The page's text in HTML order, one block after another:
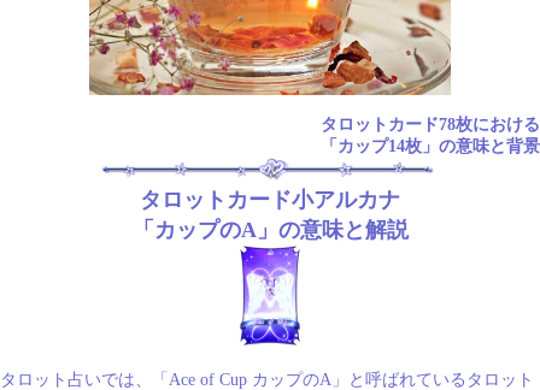
タロットカード78枚における
「カップ14枚」の意味と背景
タロットカード小アルカナ
「カップのA」の意味と解説
タロット占いでは、「Ace of Cup カップのA」と呼ばれているタロット